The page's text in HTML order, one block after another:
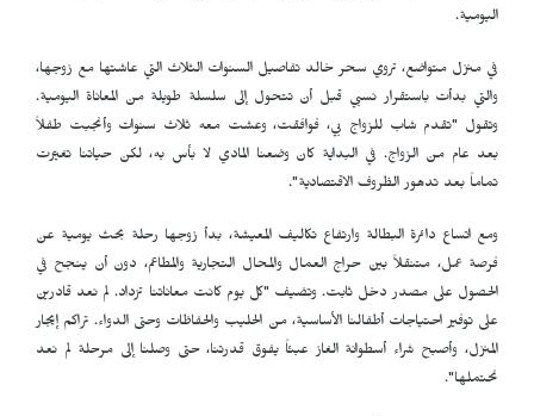
اليومية.
في منزل متواضع، تروي سحر خالد تفاصيل السنوات الثلاث التي عاشتها مع زوجها،
والتي بدأت باستقرار نسبي قبل أن تتحول إلى سلسلة طويلة من المعاناة اليومية.
وتقول "تقدم شاب للزواج بي، فوافقت، وعشت معه ثلاث سنوات وأنجبت طفلاً
بعد عام من الزواج. في البداية كان وضعنا المادي لا بأس به، لكن حياتنا تغيّرت
تماماً بعد تدهور الظروف الاقتصادية".
ومع اتساع دائرة البطالة وارتفاع تكاليف المعيشة، بدأ زوجها رحلة بحث يومية عن
فرصة عمل، متنقلاً بين حراج العمال والمحال التجارية والمطاعم، دون أن ينجح في
الحصول على مصدر دخل ثابت. وتضيف "كل يوم كانت معاناتنا تزداد. لم نعد قادرين
على توفير احتياجات أطفالنا الأساسية، من الحليب والحفاظات وحتى الدواء. تراكم إيجار
المنزل، وأصبح شراء أسطوانة الغاز عبئاً يفوق قدرتنا، حتى وصلنا إلى مرحلة لم نعد
نحتملها".